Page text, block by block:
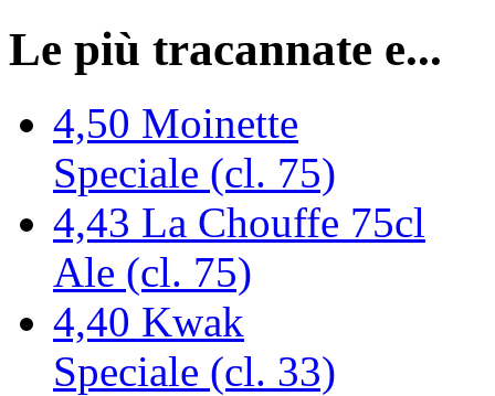
Le più tracannate e...
4,50 Moinette
Speciale (cl. 75)
4,43 La Chouffe 75cl
Ale (cl. 75)
4,40 Kwak
Speciale (cl. 33)